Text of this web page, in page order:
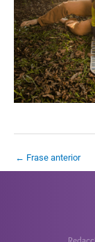
← Frase anterior